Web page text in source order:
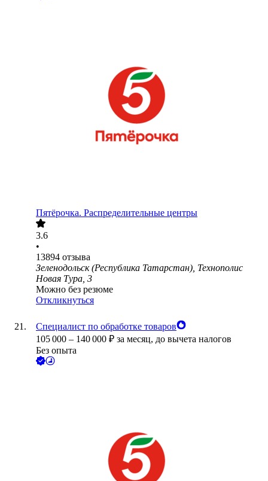
Пятёрочка. Распределительные центры
3.6
•
13894 отзыва
Зеленодольск (Республика Татарстан), Технополис
Новая Тура, 3
Можно без резюме
Откликнуться
Специалист по обработке товаров
105 000 – 140 000 ₽ за месяц, до вычета налогов
Без опыта